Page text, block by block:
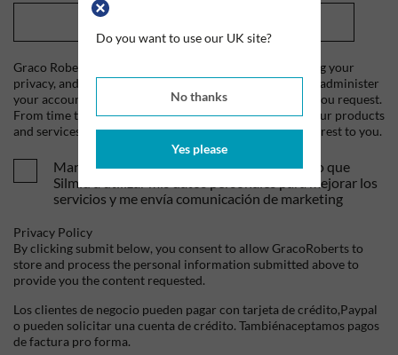
Do you want to use our UK site?
No thanks
Yes please
Graco Roberts is committed to protecting and respecting your
privacy, and we'll only use your personal information to administer
your account and to provide the products and services you request.
From time to time, we would like to contact you about our products
and services, as well as other content that may be of interest to you.
Mandame tus ofertas y novedades. Entiendo que
Silmid a utilizar mis datos personales para mejorar los
servicios y me envía comunicación de marketing
Privacy Policy
By clicking submit below, you consent to allow GracoRoberts to
store and process the personal information submitted above to
provide you the content requested.
Los clientes de negocio pueden pagar con tarjeta de crédito,Paypal
o pueden solicitar una cuenta de crédito. Tambiénaceptamos pagos
de factura pro forma.